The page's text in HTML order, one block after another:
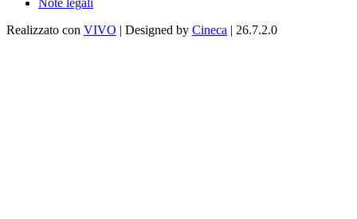
Note legali
Realizzato con VIVO | Designed by Cineca | 26.7.2.0